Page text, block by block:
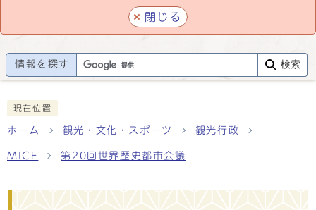
閉じる
情報を探す 検索
現在位置
ホーム 観光・文化・スポーツ 観光行政
MICE 第20回世界歴史都市会議